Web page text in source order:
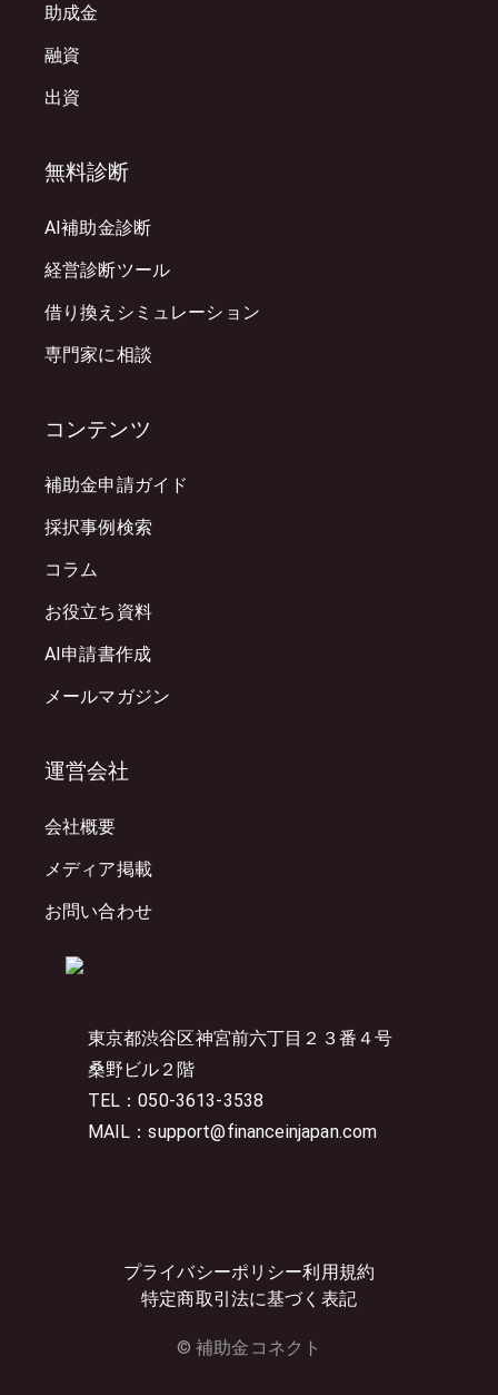
東京都渋谷区神宮前六丁目２３番４号
桑野ビル２階
TEL：050-3613-3538
MAIL：support@financeinjapan.com
プライバシーポリシー利用規約
特定商取引法に基づく表記
© 補助金コネクト
助成金
融資
出資
無料診断
AI補助金診断
経営診断ツール
借り換えシミュレーション
専門家に相談
コンテンツ
補助金申請ガイド
採択事例検索
コラム
お役立ち資料
AI申請書作成
メールマガジン
運営会社
会社概要
メディア掲載
お問い合わせ